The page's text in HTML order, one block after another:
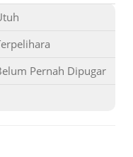
Pernah Dipugar